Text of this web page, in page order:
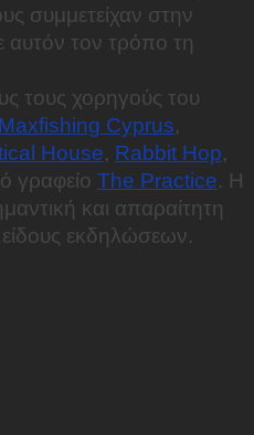
συμμετείχαν στην
αυτόν τον τρόπο τη
τους χορηγούς του
Maxfishing Cyprus,
House, Rabbit Hop,
γραφείο The Practice. Η
και απαραίτητη
είδους εκδηλώσεων.